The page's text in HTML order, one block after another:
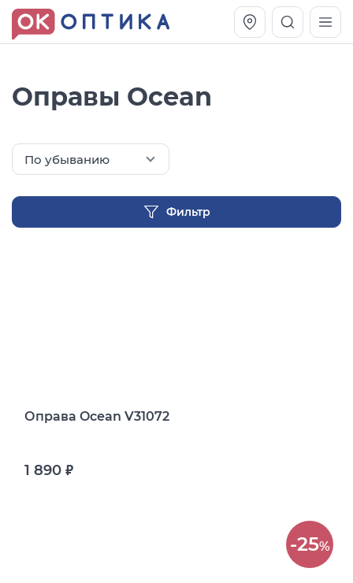
Оправы Ocean
По убыванию
Фильтр
Оправа Ocean V31072
1 890 руб.
-25%